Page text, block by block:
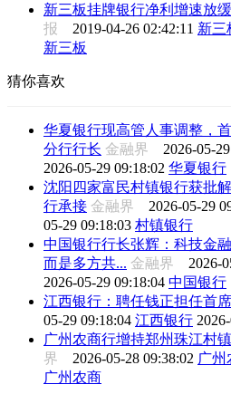
新三板挂牌银行净利增速放
报 2019-04-26 02:42:11 新三
新三板
猜你喜欢
华夏银行现高管人事调整，
分行行长 金融界 2026-05-
2026-05-29 09:18:02 华夏银行
沈阳四家富民村镇银行获批
行承接 金融界 2026-05-29
05-29 09:18:03 村镇银行
中国银行行长张辉：科技金
而是多方共... 金融界 2026-
2026-05-29 09:18:04 中国银行
江西银行：聘任钱正担任首
05-29 09:18:04 江西银行
广州农商行增持郑州珠江村
界 2026-05-28 09:38:02 广州
广州农商